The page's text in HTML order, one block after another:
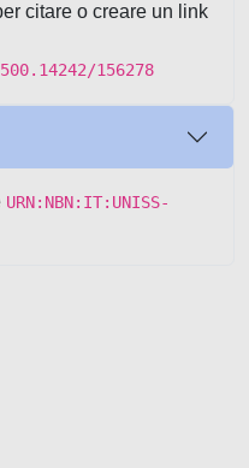
citare o creare un link
156278
URN:NBN:IT:UNISS-